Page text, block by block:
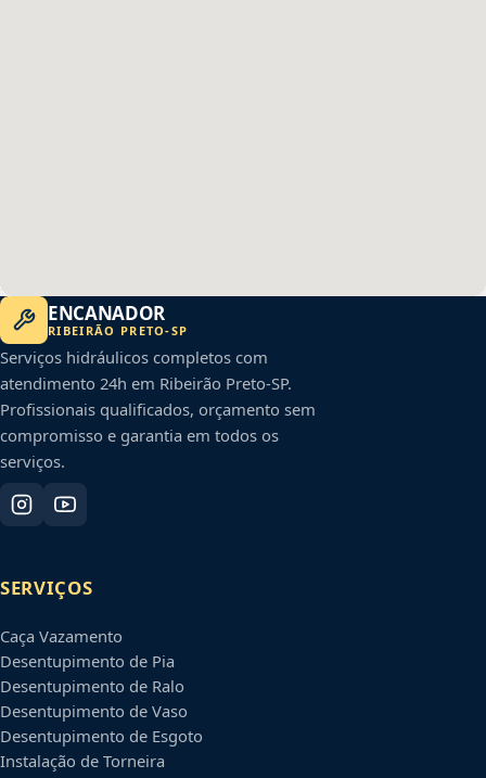
ENCANADOR
RIBEIRÃO PRETO-SP
Serviços hidráulicos completos com
atendimento 24h em Ribeirão Preto-SP.
Profissionais qualificados, orçamento sem
compromisso e garantia em todos os
serviços.
SERVIÇOS
Caça Vazamento
Desentupimento de Pia
Desentupimento de Ralo
Desentupimento de Vaso
Desentupimento de Esgoto
Instalação de Torneira